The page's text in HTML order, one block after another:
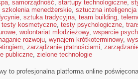
, samorządność, startupy technologiczne,
szkolenia menedżerskie, sztuczna
, sztuka tradycyjna, team building,
testy kosmetyczne, testy psychologiczne,
, wolontariat młodzieżowy, wsparcie
rozwoju, wynajem krótkoterminowy,
, zarządzanie płatnościami,
publiczne, zielone technologie
to profesjonalna platforma online